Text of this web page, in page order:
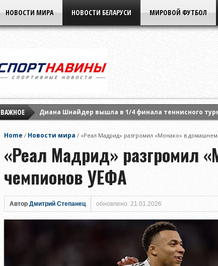
НОВОСТИ МИРА НОВОСТИ БЕЛАРУСИ МИРОВОЙ ФУТБОЛ
ВАЖНОЕ
Диана Шнайдер вышла в 1/4 финала теннисного
Home / Новости мира / «Реал Мадрид» разгромил «Монако» в
«Реал Мадрид» разгромил
чемпионов УЕФА
Автор Дмитрий Степанец обновлено: 21.01.2026